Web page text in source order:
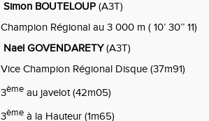
Simon BOUTELOUP (A3T)
Champion Régional au 3 000 m ( 10’ 30’’ 11)
Nael GOVENDARETY(A3T)
Vice Champion Régional Disque (37m91)
3ème au javelot (42m05)
3ème à la Hauteur (1m65)